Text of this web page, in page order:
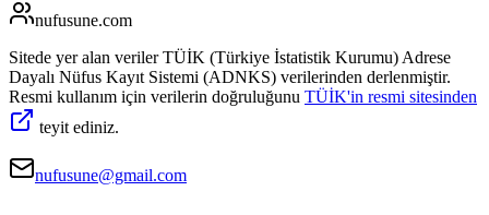
nufusune.com
Sitede yer alan veriler TÜİK (Türkiye İstatistik Kurumu) Adrese
Dayalı Nüfus Kayıt Sistemi (ADNKS) verilerinden derlenmiştir.
Resmi kullanım için verilerin doğruluğunu TÜİK'in resmi sitesinden
teyit ediniz.
nufusune@gmail.com